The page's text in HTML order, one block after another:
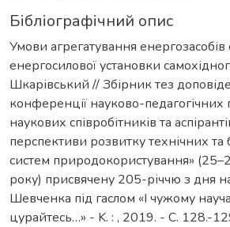
Бібліографічний опис
Умови агрегатування енергозасобів
енергосилової установки
Шкарівський // Збірник тез
конференції науково-педагогічних
наукових співробітників та
перспективи розвитку технічних та
систем природокористування»
року) присвячену 205-річчю з дня
Шевченка під гаслом «І чужому
цурайтесь…» - K. : , 2019. - С. 128.-